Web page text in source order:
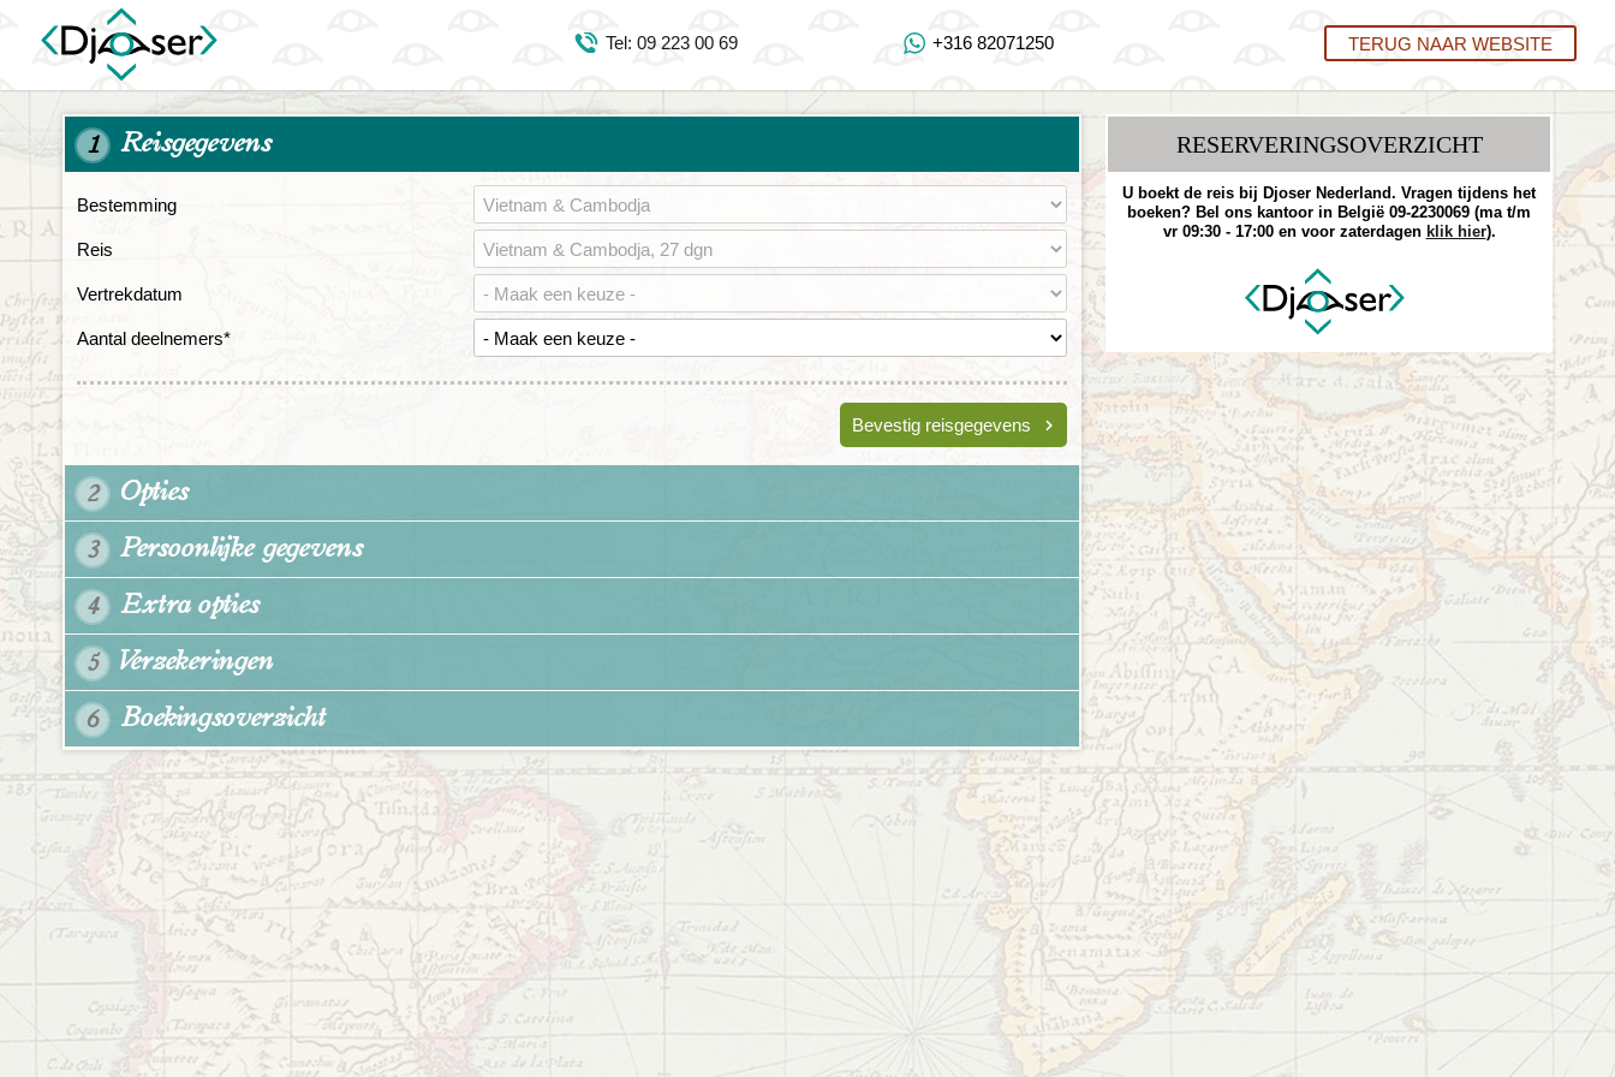
Tel: 09 223 00 69
https://www.youtube.com/user/DjoserWebsite
https://www.instagram.com/djoser_reizen/
Tel: 09 223 00 69 +316 82071250 TERUG NAAR WEBSITE
1 Reisgegevens
Bestemming
Reis
Vertrekdatum
Aantal deelnemers*
Bevestig reisgegevens
2 Opties
3 Persoonlijke gegevens
4 Extra opties
5 Verzekeringen
6 Boekingsoverzicht
RESERVERINGS­OVERZICHT
U boekt de reis bij Djoser Nederland. Vragen tijdens het
boeken? Bel ons kantoor in België 09-2230069 (ma t/m
vr 09:30 - 17:00 en voor zaterdagen klik hier).